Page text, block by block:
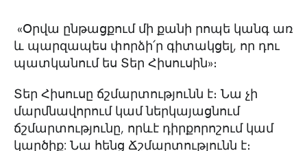
«Օրվա ընթացքում մի քանի րոպե կանգ առ
և պարզապես փորձի՛ր գիտակցել, որ դու
պատկանում ես Տեր Հիսուսին»։
Տեր Հիսուսը ճշմարտությունն է։ Նա չի
մարմնավորում կամ ներկայացնում
ճշմարտությունը, որևէ դիրքորոշում կամ
կարծիք: Նա հենց Ճշմարտությունն է։